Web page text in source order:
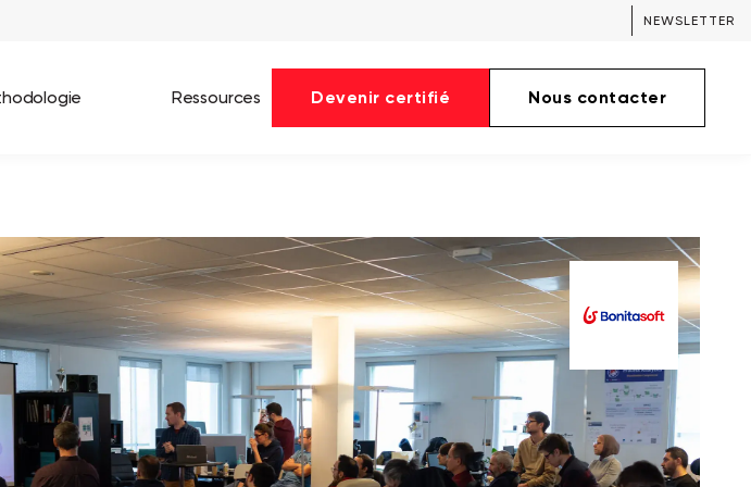
NEWSLETTER
France 2026
Work In Tech 2026
For Women 2025
Europe 2025
Ressources Devenir certifié Nous contacter